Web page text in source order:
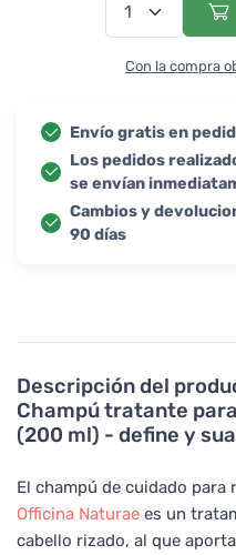
Descripción del
Champú tratante
(200 ml) - define y
El champú de cuidado para
Officina Naturae es un
cabello rizado, al que
Con la compra
Envío gratis en
Los pedidos
se envían
Cambios y
90 días